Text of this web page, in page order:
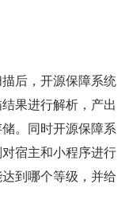
后，开源保障系统
果进行解析，产出
。同时开源保障系
宿主和小程序进行
到哪个等级，并给